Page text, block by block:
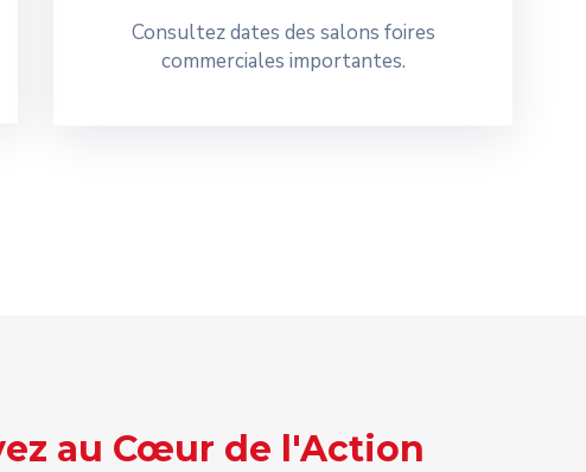
Consultez dates des salons foires
commerciales importantes.
au Cœur de l'Action